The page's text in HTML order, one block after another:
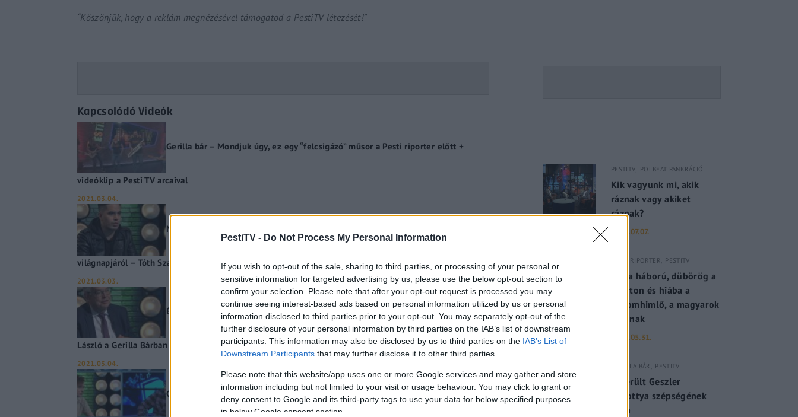
PestiTV - Do Not Process My Personal Information
If you wish to opt-out of the sale, sharing to third parties, or processing of your personal or
sensitive information for targeted advertising by us, please use the below opt-out section to
confirm your selection. Please note that after your opt-out request is processed you may
continue seeing interest-based ads based on personal information utilized by us or personal
information disclosed to third parties prior to your opt-out. You may separately opt-out of the
further disclosure of your personal information by third parties on the IAB’s list of downstream
participants. This information may also be disclosed by us to third parties on the IAB’s List of
Downstream Participants that may further disclose it to other third parties.
Please note that this website/app uses one or more Google services and may gather and store
information including but not limited to your visit or usage behaviour. You may click to grant or
deny consent to Google and its third-party tags to use your data for below specified purposes
in below Google consent section.
“Köszönjük, hogy a reklám megnézésével támogatod a PestiTV létezését!”
Kapcsolódó Videók
Gerilla bár – Mondjuk úgy, ez egy “felcsigázó” műsor a Pesti riporter előtt +
videóklip a Pesti TV arcaival
2021.03.04.
Megjelent Ya Ou legújabb klipje és beszélgettünk Litkei Mátéval a vadvilág
világnapjáról – Tóth Szabi a Gerilla bárban
2021.03.03.
Édesapja nyomdokaiba lépett Vivien és elindul a Pénz7 – Varga Vivien és Balogh
László a Gerilla Bárban
2021.03.04.
Gerilla bár – Fehér Holló legújabb dala, A Három Királyfi, Három Királylány
PESTITV POLBEAT PANKRÁCIÓ
Kik vagyunk mi, akik
ráznak vagy akiket
ráznak?
2022.07.07.
PESTI RIPORTER PESTITV
Dúl a háború, dübörög a
Balaton és hiába a
majomhimlő, a magyarok
utaznak
2022.05.31.
GERILLA BÁR PESTITV
Kiderült Geszler
Dorottya szépségének
titka